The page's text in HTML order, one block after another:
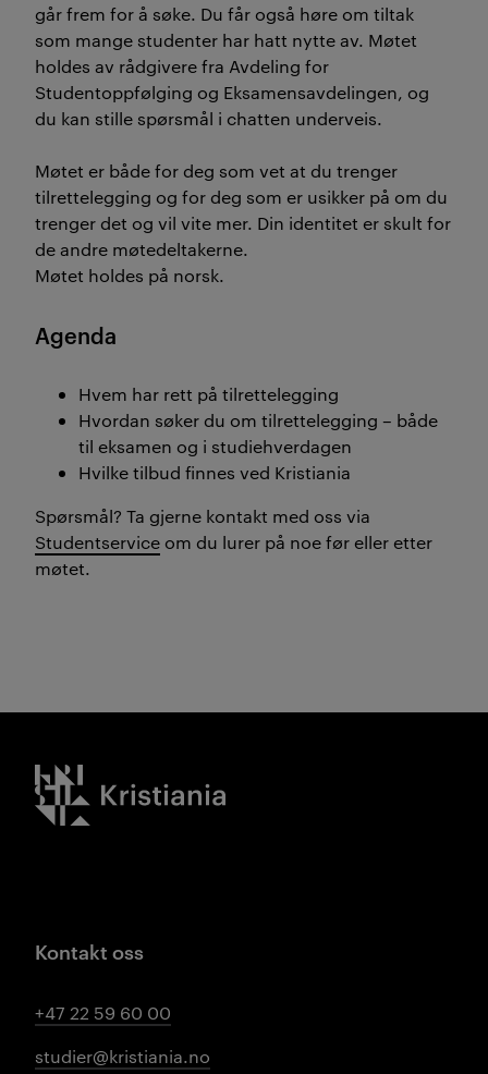
går frem for å søke. Du får også høre om tiltak
som mange studenter har hatt nytte av. Møtet
holdes av rådgivere fra Avdeling for
Studentoppfølging og Eksamensavdelingen, og
du kan stille spørsmål i chatten underveis.
Møtet er både for deg som vet at du trenger
tilrettelegging og for deg som er usikker på om du
trenger det og vil vite mer. Din identitet er skult for
de andre møtedeltakerne.
Møtet holdes på norsk.
Agenda
Hvem har rett på tilrettelegging
Hvordan søker du om tilrettelegging – både
til eksamen og i studiehverdagen
Hvilke tilbud finnes ved Kristiania
Spørsmål? Ta gjerne kontakt med oss via
Studentservice om du lurer på noe før eller etter
møtet.
Kristiania logo
Kontakt oss
+47 22 59 60 00
studier@kristiania.no